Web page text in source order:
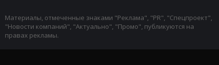
Материалы, отмеченные знаками "Реклама", "PR", "Спецпроект",
"Новости компаний", "Актуально", "Промо", публикуются на
правах рекламы.